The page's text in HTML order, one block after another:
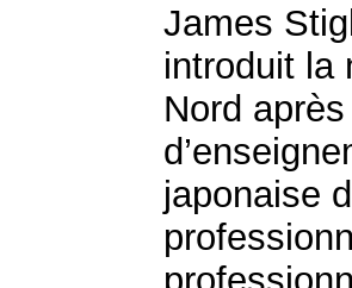
James
introduit la
Nord
japonaise